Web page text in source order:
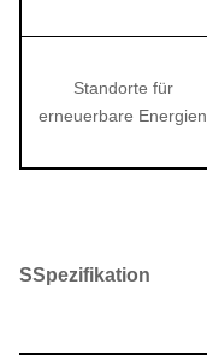
Standorte für
erneuerbare Energien
SSpezifikation